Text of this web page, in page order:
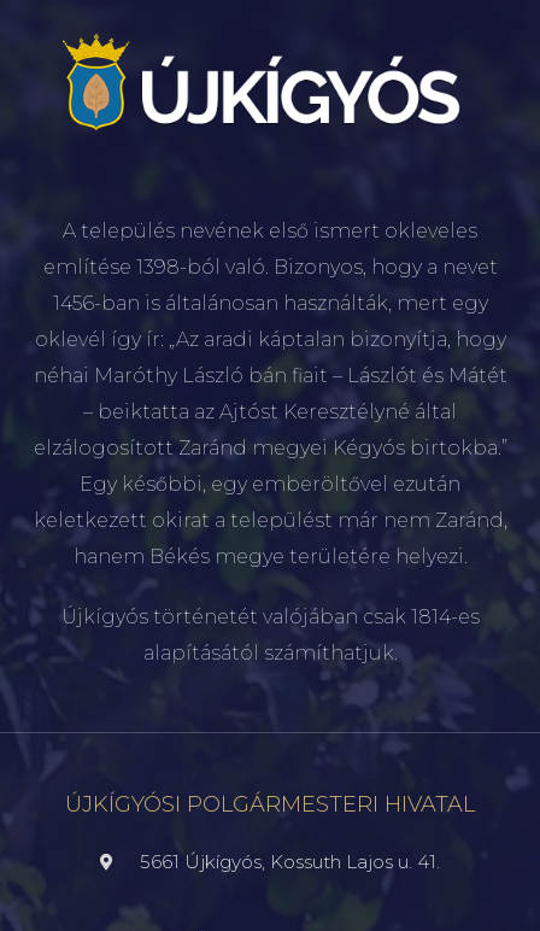
A település nevének első ismert okleveles
említése 1398-ból való. Bizonyos, hogy a nevet
1456-ban is általánosan használták, mert egy
oklevél így ír: „Az aradi káptalan bizonyítja, hogy
néhai Maróthy László bán fiait – Lászlót és Mátét
– beiktatta az Ajtóst Keresztélyné által
elzálogosított Zaránd megyei Kégyós birtokba.”
Egy későbbi, egy emberöltővel ezután
keletkezett okirat a települést már nem Zaránd,
hanem Békés megye területére helyezi.
Újkígyós történetét valójában csak 1814-es
alapításától számíthatjuk.
ÚJKÍGYÓSI POLGÁRMESTERI HIVATAL
5661 Újkígyós, Kossuth Lajos u. 41.